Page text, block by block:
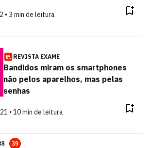
• 3 min de leitura
REVISTA EXAME
Bandidos miram os smartphones
não pelos aparelhos, mas pelas
senhas
• 10 min de leitura
39